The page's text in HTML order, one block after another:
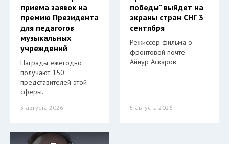
приема заявок на
премию Президента
для педагогов
музыкальных
учреждений
Награды ежегодно
получают 150
представителей этой
сферы.
5 августа 2026
победы" выйдет на
экраны стран СНГ 3
сентября
Режиссер фильма о
фронтовой почте –
Айнур Аскаров.
5 августа 2026